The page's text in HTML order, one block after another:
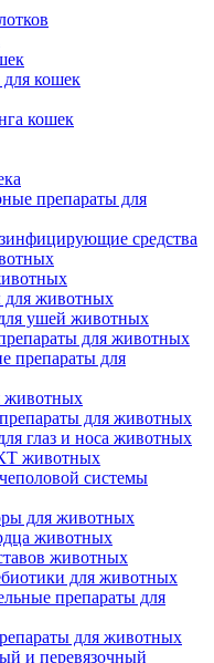
кошек
кошек
препараты для
средства
для животных
ушей животных
для животных
препараты для
животных
для животных
глаз и носа животных
животных
системы
для животных
животных
животных
для животных
препараты для
для животных
и перевязочный